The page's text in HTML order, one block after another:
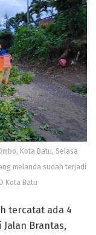
Kota Batu, Selasa
melanda sudah terjadi
Kota Batu
tercatat ada 4
Brantas,